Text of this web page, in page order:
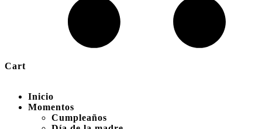
Cart
Inicio
Momentos
Cumpleaños